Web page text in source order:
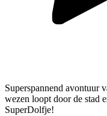
Superspannend avontuur
wezen loopt door de stad
SuperDolfje!